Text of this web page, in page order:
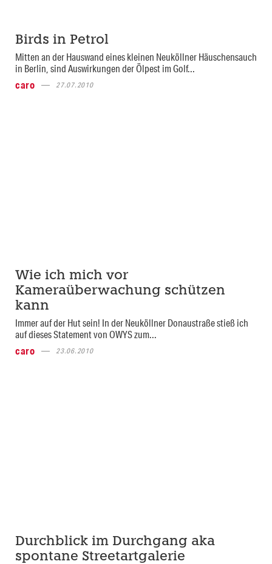
Birds in Petrol
Mitten an der Hauswand eines kleinen Neuköllner Häuschensauch
in Berlin, sind Auswirkungen der Ölpest im Golf...
caro
27.07.2010
Wie ich mich vor
Kameraüberwachung schützen
kann
Immer auf der Hut sein! In der Neuköllner Donaustraße stieß ich
auf dieses Statement von OWYS zum...
caro
23.06.2010
Durchblick im Durchgang aka
spontane Streetartgalerie